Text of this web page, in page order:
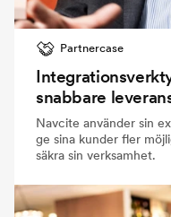
Partnercase
snabbare
Navcite använder sin
ge sina kunder fler
säkra sin verksamhet.